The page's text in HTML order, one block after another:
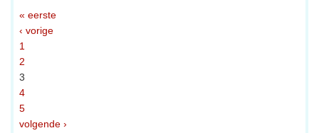
« eerste
‹ vorige
1
2
3
4
5
volgende ›